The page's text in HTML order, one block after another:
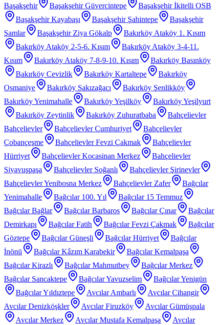
Başakşehir
Başakşehir Güvercintepe
Başakşehir İkitelli OSB
Başakşehir Kayabaşı
Başakşehir Şahintepe
Başakşehir
Şamlar
Başakşehir Ziya Gökalp
Bakırköy Ataköy 1. Kısım
Bakırköy Ataköy 2-5-6. Kısım
Bakırköy Ataköy 3-4-11.
Kısım
Bakırköy Ataköy 7-8-9-10. Kısım
Bakırköy Basınköy
Bakırköy Cevizlik
Bakırköy Kartaltepe
Bakırköy
Osmaniye
Bakırköy Sakızağacı
Bakırköy Şenlikköy
Bakırköy Yenimahalle
Bakırköy Yeşilköy
Bakırköy Yeşilyurt
Bakırköy Zeytinlik
Bakırköy Zuhuratbaba
Bahçelievler
Bahçelievler
Bahçelievler Cumhuriyet
Bahçelievler
Çobançeşme
Bahçelievler Fevzi Çakmak
Bahçelievler
Hürriyet
Bahçelievler Kocasinan Merkez
Bahçelievler
Siyavuşpaşa
Bahçelievler Soğanlı
Bahçelievler Şirinevler
Bahçelievler Yenibosna Merkez
Bahçelievler Zafer
Bağcılar
Yenimahalle
Bağcılar 100. Yıl
Bağcılar 15 Temmuz
Bağcılar Bağlar
Bağcılar Barbaros Bağcılar Çınar
Bağcılar
Demirkapı
Bağcılar Fatih Bağcılar Fevzi Çakmak
Bağcılar
Göztepe
Bağcılar Güneşli Bağcılar Hürriyet
Bağcılar
İnönü
Bağcılar Kâzım Karabekir
Bağcılar Kemalpaşa
Bağcılar Kirazlı
Bağcılar Mahmutbey
Bağcılar Merkez
Bağcılar Sancaktepe
Bağcılar Yavuzselim
Bağcılar Yenigün
Bağcılar Yıldıztepe
Avcılar Ambarlı
Avcılar Cihangir
Avcılar Denizköşkler
Avcılar Firuzköy
Avcılar Gümüşpala
Avcılar Merkez
Avcılar Mustafa Kemalpaşa Avcılar